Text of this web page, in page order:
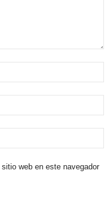
web en este navegador